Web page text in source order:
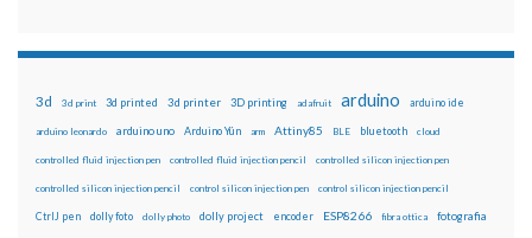
3d 3d print 3d printed 3d printer 3D printing adafruit arduino arduino ide
arduino leonardo arduino uno Arduino Yún arm Attiny85 BLE bluetooth cloud
controlled fluid injection pen controlled fluid injection pencil controlled silicon injection pen
controlled silicon injection pencil control silicon injection pen control silicon injection pencil
CtrlJ pen dolly foto dolly photo dolly project encoder ESP8266 fibra ottica fotografia